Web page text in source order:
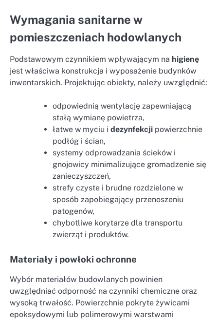
Wymagania sanitarne w
pomieszczeniach hodowlanych
Podstawowym czynnikiem wpływającym na higienę
jest właściwa konstrukcja i wyposażenie budynków
inwentarskich. Projektując obiekty, należy uwzględnić:
odpowiednią wentylację zapewniającą
stałą wymianę powietrza,
łatwe w myciu i dezynfekcji powierzchnie
podłóg i ścian,
systemy odprowadzania ścieków i
gnojowicy minimalizujące gromadzenie się
zanieczyszczeń,
strefy czyste i brudne rozdzielone w
sposób zapobiegający przenoszeniu
patogenów,
chybotliwe korytarze dla transportu
zwierząt i produktów.
Materiały i powłoki ochronne
Wybór materiałów budowlanych powinien
uwzględniać odporność na czynniki chemiczne oraz
wysoką trwałość. Powierzchnie pokryte żywicami
epoksydowymi lub polimerowymi warstwami